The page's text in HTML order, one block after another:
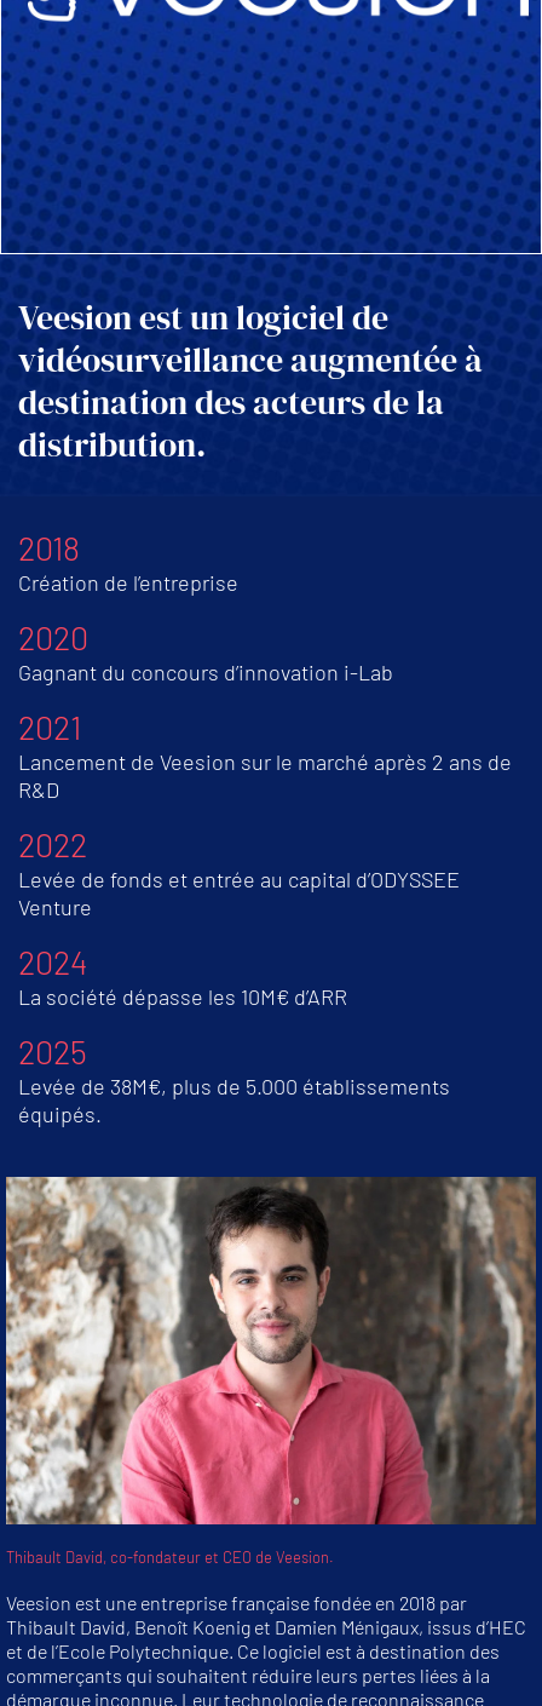
Veesion est un logiciel de
vidéosurveillance augmentée à
destination des acteurs de la
distribution.
2018
Création de l’entreprise
2020
Gagnant du concours d’innovation i-Lab
2021
Lancement de Veesion sur le marché après 2 ans de
R&D
2022
Levée de fonds et entrée au capital d’ODYSSEE
Venture
2024
La société dépasse les 10M€ d’ARR
2025
Levée de 38M€, plus de 5.000 établissements
équipés.
Thibault David, co-fondateur et CEO de Veesion.
Veesion est une entreprise française fondée en 2018 par
Thibault David, Benoît Koenig et Damien Ménigaux, issus d’HEC
et de l’Ecole Polytechnique. Ce logiciel est à destination des
commerçants qui souhaitent réduire leurs pertes liées à la
démarque inconnue. Leur technologie de reconnaissance